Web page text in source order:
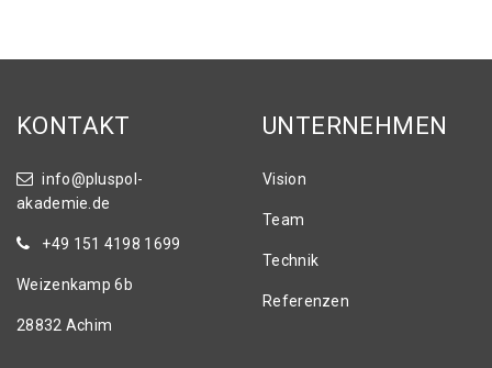
KONTAKT
info@pluspol-
akademie.de
+49 151 4198 1699
Weizenkamp 6b
28832 Achim
UNTERNEHMEN
Vision
Team
Technik
Referenzen